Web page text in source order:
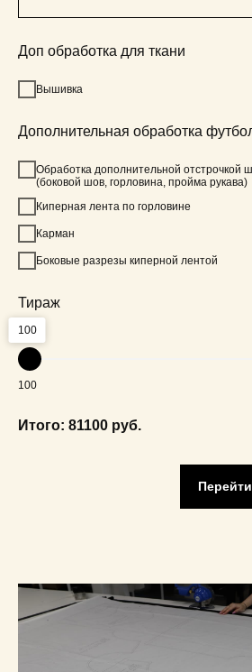
Доп обработка для ткани
Вышивка
Дополнительная обработка
Обработка дополнительной отстрочкой
(боковой шов, горловина, пройма рукава)
Киперная лента по горловине
Карман
Боковые разрезы киперной лентой
Тираж
100
100
Итого: 81100 руб.